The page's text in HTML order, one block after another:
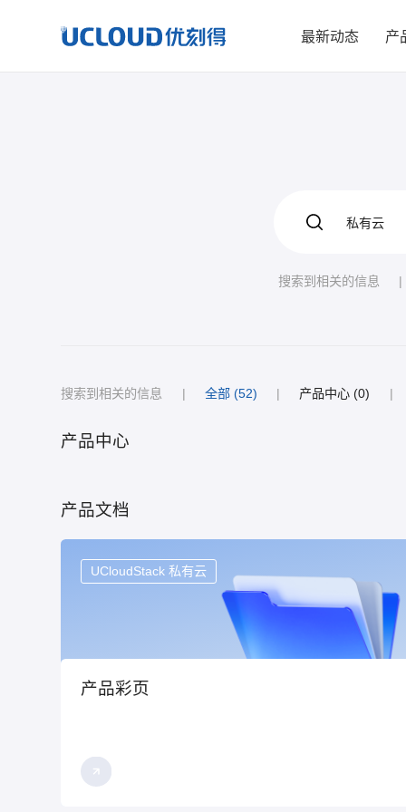
最新动态 产
搜索到相关的信息 |
搜索到相关的信息 | 全部 (52) | 产品中心 (0) |
产品中心
产品文档
UCloudStack 私有云
产品彩页